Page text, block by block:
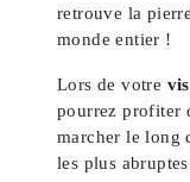
retrouve la
monde entier !
Lors de votre
pourrez profiter
marcher le long
les plus